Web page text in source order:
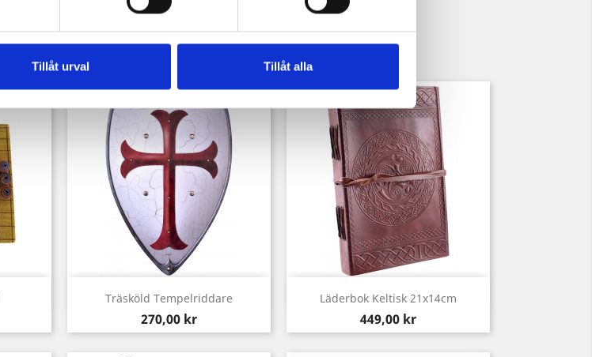
Tillåt urval Tillåt alla
Träsköld Tempelriddare
Pris
270,00 kr
 Snabbvy Läderbok Keltisk 21x14cm
Pris
449,00 kr
 Snabbvy